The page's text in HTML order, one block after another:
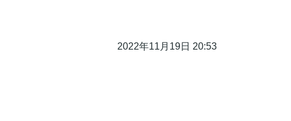
2022年11月19日 20:53